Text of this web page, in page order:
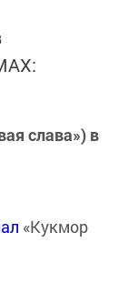
слава») в
«Кукмор